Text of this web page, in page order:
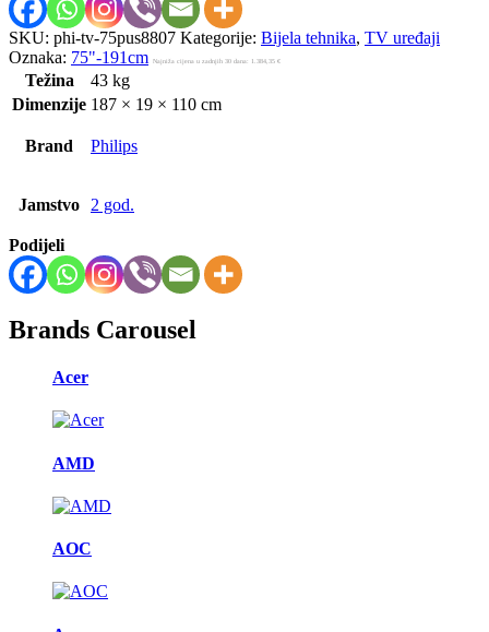
SKU: phi-tv-75pus8807 Kategorije: Bijela tehnika, TV uređaji
Oznaka: 75"-191cm Najniža cijena u zadnjih 30 dana: 1.384,35 €
Težina
43 kg
Dimenzije 187 × 19 × 110 cm
Brand Philips
Jamstvo 2 god.
Podijeli
Brands Carousel
Acer
AMD
AOC